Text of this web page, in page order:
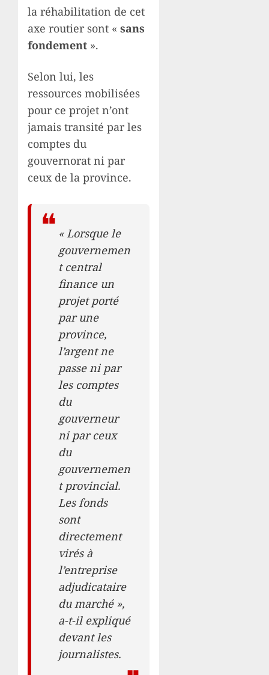
la réhabilitation de cet
axe routier sont « sans
fondement ».
Selon lui, les
ressources mobilisées
pour ce projet n’ont
jamais transité par les
comptes du
gouvernorat ni par
ceux de la province.
« Lorsque le
gouvernemen
t central
finance un
projet porté
par une
province,
l’argent ne
passe ni par
les comptes
du
gouverneur
ni par ceux
du
gouvernemen
t provincial.
Les fonds
sont
directement
virés à
l’entreprise
adjudicataire
du marché »,
a-t-il expliqué
devant les
journalistes.